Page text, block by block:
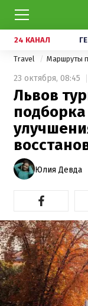
24 КАНАЛ
Travel Маршруты
23 октября, 08:45
Львов
Юлия Девда